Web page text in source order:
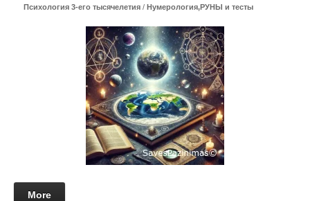
Психология 3-его тысячелетия / Нумерология,РУНЫ и тесты
More